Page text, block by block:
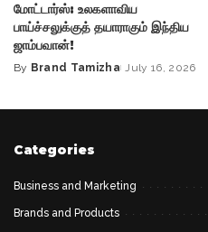
மோட்டார்ஸ்: உலகளாவிய
பாய்ச்சலுக்குத் தயாராகும் இந்திய
ஜாம்பவான்!
Posted
By Brand Tamizha July 16, 2026
Categories
Business and Marketing
Brands and Products